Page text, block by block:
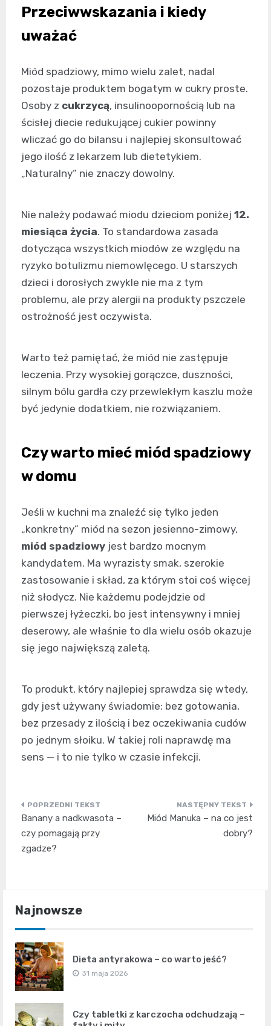
Przeciwwskazania i kiedy
uważać
Miód spadziowy, mimo wielu zalet, nadal
pozostaje produktem bogatym w cukry proste.
Osoby z cukrzycą, insulinoopornością lub na
ścisłej diecie redukującej cukier powinny
wliczać go do bilansu i najlepiej skonsultować
jego ilość z lekarzem lub dietetykiem.
„Naturalny” nie znaczy dowolny.
Nie należy podawać miodu dzieciom poniżej 12.
miesiąca życia. To standardowa zasada
dotycząca wszystkich miodów ze względu na
ryzyko botulizmu niemowlęcego. U starszych
dzieci i dorosłych zwykle nie ma z tym
problemu, ale przy alergii na produkty pszczele
ostrożność jest oczywista.
Warto też pamiętać, że miód nie zastępuje
leczenia. Przy wysokiej gorączce, duszności,
silnym bólu gardła czy przewlekłym kaszlu może
być jedynie dodatkiem, nie rozwiązaniem.
Czy warto mieć miód spadziowy
w domu
Jeśli w kuchni ma znaleźć się tylko jeden
„konkretny” miód na sezon jesienno-zimowy,
miód spadziowy jest bardzo mocnym
kandydatem. Ma wyrazisty smak, szerokie
zastosowanie i skład, za którym stoi coś więcej
niż słodycz. Nie każdemu podejdzie od
pierwszej łyżeczki, bo jest intensywny i mniej
deserowy, ale właśnie to dla wielu osób okazuje
się jego największą zaletą.
To produkt, który najlepiej sprawdza się wtedy,
gdy jest używany świadomie: bez gotowania,
bez przesady z ilością i bez oczekiwania cudów
po jednym słoiku. W takiej roli naprawdę ma
sens — i to nie tylko w czasie infekcji.
Nawigacja
wpisu
Banany a nadkwasota –
czy pomagają przy
zgadze?
Miód Manuka – na co jest
dobry?
Najnowsze
Dieta antyrakowa – co warto jeść?
31 maja 2026
Czy tabletki z karczocha odchudzają –